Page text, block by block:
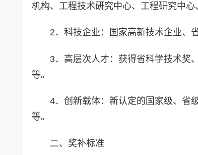
机构、工程技术研究中心、工程研究中
2．科技企业：国家高新技术企业、
3．高层次人才：获得省科学技术奖
等。
4．创新载体：新认定的国家级、省
等。
二、奖补标准